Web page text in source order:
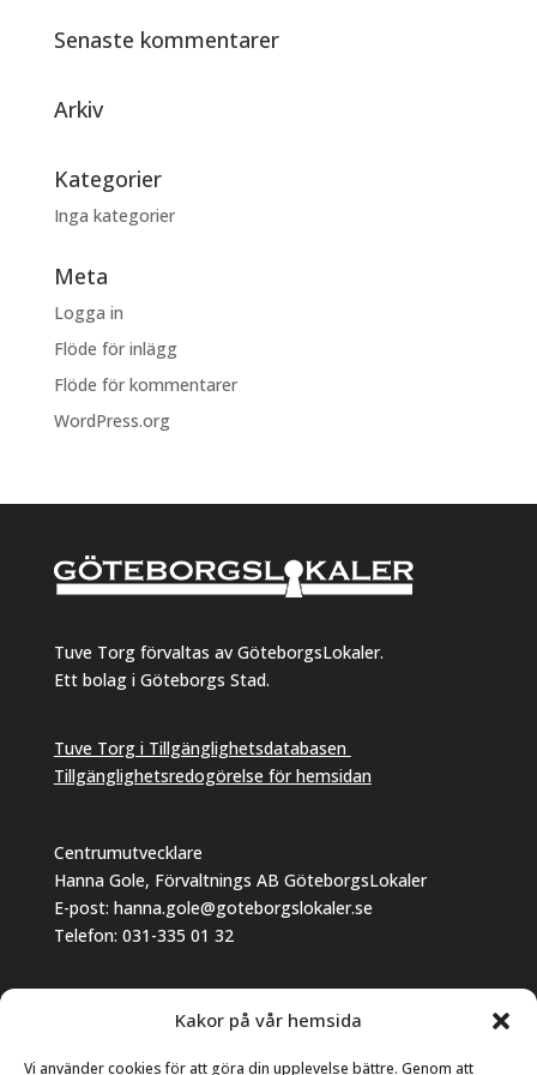
Kakor på vår hemsida
Vi använder cookies för att göra din upplevelse bättre. Genom att
Senaste kommentarer
Arkiv
Kategorier
Inga kategorier
Meta
Logga in
Flöde för inlägg
Flöde för kommentarer
WordPress.org
Tuve Torg förvaltas av GöteborgsLokaler.
Ett bolag i Göteborgs Stad.
Tuve Torg i Tillgänglighetsdatabasen
Tillgänglighetsredogörelse för hemsidan
Centrumutvecklare
Hanna Gole, Förvaltnings AB GöteborgsLokaler
E-post: hanna.gole@goteborgslokaler.se
Telefon: 031-335 01 32
Vill du etablera dig på torget?
Förvaltnings AB GöteborgsLokaler